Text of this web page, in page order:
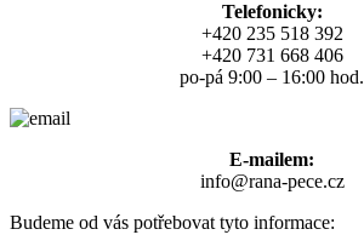
Telefonicky:
+420 235 518 392
+420 731 668 406
po-pá 9:00 – 16:00 hod.
E-mailem:
info@rana-pece.cz
Budeme od vás potřebovat tyto informace: